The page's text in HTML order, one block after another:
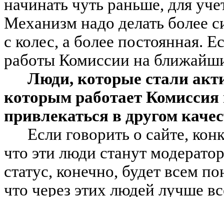
начинать чуть раньше, для
Механизм надо делать более
с колес, а более постоянная.
работы Комиссии на
Люди, которые стали
которым работает Комиссия
привлекаться в другом
Если говорить о сайте,
что эти люди станут
статус, конечно, будет всем
что через этих людей лучше